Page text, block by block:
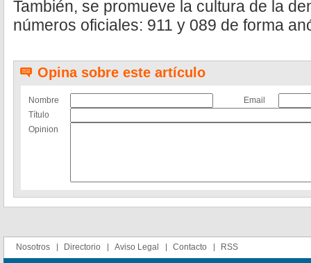
También, se promueve la cultura de la
números oficiales: 911 y 089 de forma
Opina sobre este artículo
Nombre
Email
Título
Opinion
Nosotros Directorio Aviso Legal Contacto RSS